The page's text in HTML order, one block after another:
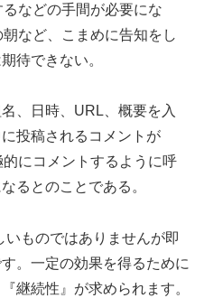
などの手間が必要にな
など、こまめに告知をし
待できない。
、日時、URL、概要を入
投稿されるコメントが
にコメントするように呼
るとのことである。
いものではありませんが即
。一定の効果を得るために
継続性』が求められます。